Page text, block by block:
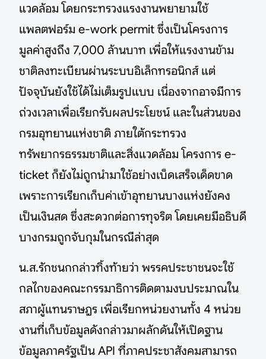
แวดล้อม โดยกระทรวงแรงงานพยายามใช้
แพลตฟอร์ม e-work permit ซึ่งเป็นโครงการ
มูลค่าสูงถึง 7,000 ล้านบาท เพื่อให้แรงงานข้าม
ชาติลงทะเบียนผ่านระบบอิเล็กทรอนิกส์ แต่
ปัจจุบันยังใช้ได้ไม่เต็มรูปแบบ เนื่องจากอาจมีการ
ถ่วงเวลาเพื่อเรียกรับผลประโยชน์ และในส่วนของ
กรมอุทยานแห่งชาติ ภายใต้กระทรวง
ทรัพยากรธรรมชาติและสิ่งแวดล้อม โครงการ e-
ticket ก็ยังไม่ถูกนำมาใช้อย่างเบ็ดเสร็จเด็ดขาด
เพราะการเรียกเก็บค่าเข้าอุทยานบางแห่งยังคง
เป็นเงินสด ซึ่งสะดวกต่อการทุจริต โดยเคยมีอธิบดี
บางกรมถูกจับกุมในกรณีล่าสุด
น.ส.รักชนกกล่าวทิ้งท้ายว่า พรรคประชาชนจะใช้
กลไกของคณะกรรมาธิการติดตามงบประมาณใน
สภาผู้แทนราษฎร เพื่อเรียกหน่วยงานทั้ง 4 หน่วย
งานที่เก็บข้อมูลดังกล่าวมาผลักดันให้เปิดฐาน
ข้อมูลภาครัฐเป็น API ที่ภาคประชาสังคมสามารถ